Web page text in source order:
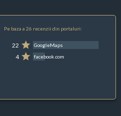
Pe baza a 26 recenzii din portaluri:
22 GoogleMaps
4 facebook.com